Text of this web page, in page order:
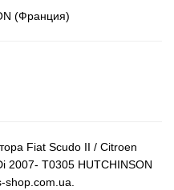
(Франция)
Fiat Scudo II / Citroen
2007- T0305 HUTCHINSON